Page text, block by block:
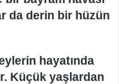
da derin bir hüzün
hayatında
Küçük yaşlardan